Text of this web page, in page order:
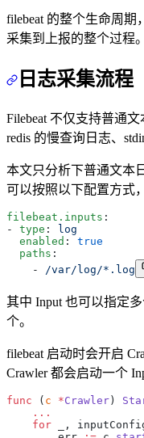
filebeat 的整个生命周
采集到上报的整个过程。
日志采集流程
Filebeat 不仅支持普通
redis 的慢查询日志、
本文只分析下普通文本
可以按照以下配置方式
filebeat.inputs :
- type :
log
  enabled
: true
  paths
:
    -
/var/log/*.log
其中 Input 也可以指定
个。
filebeat 启动时会开启
Crawler 都会启动一个
func ( c *Crawler )
    ...
    for
_,